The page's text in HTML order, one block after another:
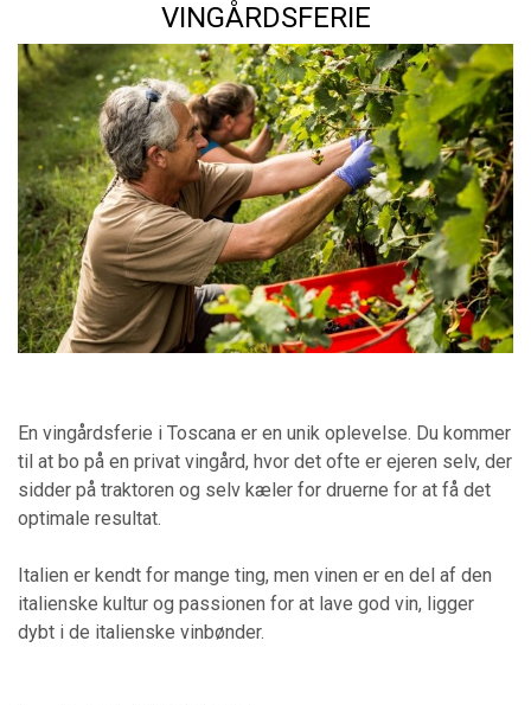
VINGÅRDSFERIE
En vingårdsferie i Toscana er en unik oplevelse. Du kommer
til at bo på en privat vingård, hvor det ofte er ejeren selv, der
sidder på traktoren og selv kæler for druerne for at få det
optimale resultat.
Italien er kendt for mange ting, men vinen er en del af den
italienske kultur og passionen for at lave god vin, ligger
dybt i de italienske vinbønder.